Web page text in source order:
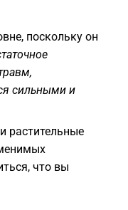
поскольку он
сильными и
растительные
что вы